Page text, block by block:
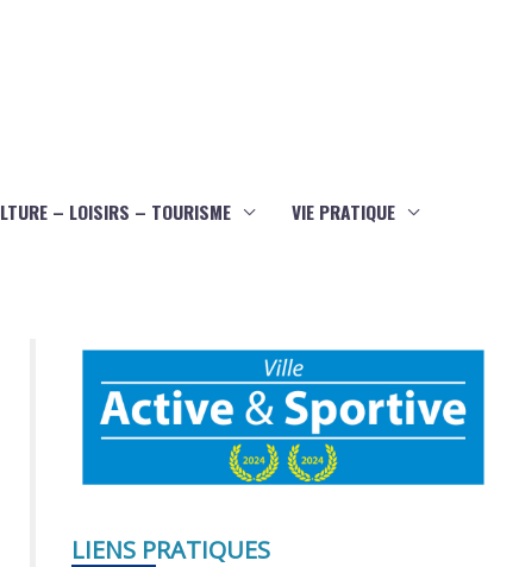
– LOISIRS – TOURISME VIE PRATIQUE
LIENS PRATIQUES